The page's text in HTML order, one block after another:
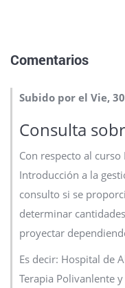
Comentarios
Subido por el Vie,
Consulta
Con respecto al
Introducción a la
consulto si se
determinar
proyectar
Es decir: Hospital de
Terapia Polivanlente